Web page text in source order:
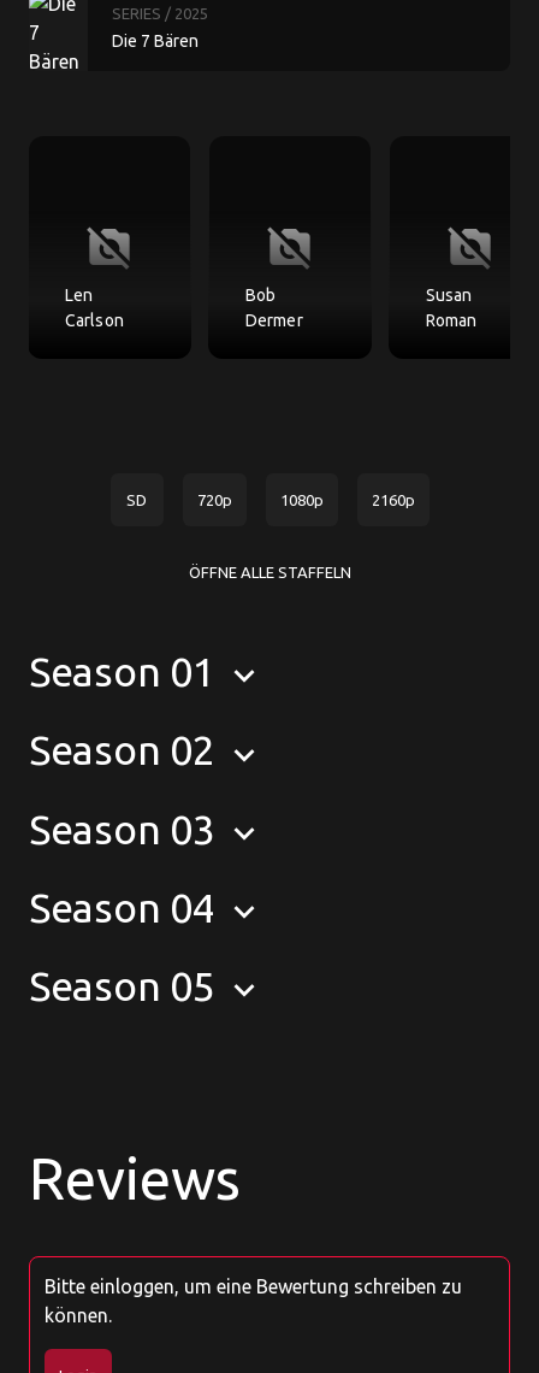
SERIES / 2025
Die 7 Bären
no_photography
Len
Carlson
no_photography
Bob
Dermer
no_photography
Susan
Roman
SD 720p 1080p 2160p
ÖFFNE ALLE STAFFELN
Season 01 keyboard_arrow_down
Season 02 keyboard_arrow_down
Season 03 keyboard_arrow_down
Season 04 keyboard_arrow_down
Season 05 keyboard_arrow_down
Reviews
Bitte einloggen, um eine Bewertung schreiben zu
können.